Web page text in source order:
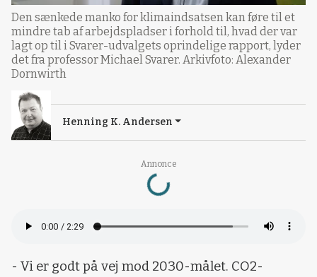
Annonce
Loading...
Den sænkede manko for klimaindsatsen kan føre til et
mindre tab af arbejdspladser i forhold til, hvad der var
lagt op til i Svarer-udvalgets oprindelige rapport, lyder
det fra professor Michael Svarer. Arkivfoto: Alexander
Dornwirth
Henning K. Andersen
- Vi er godt på vej mod 2030-målet. CO2-